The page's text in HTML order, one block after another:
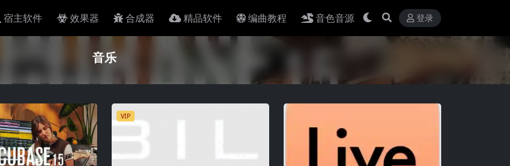
宿主软件 效果器 合成器 精品软件 编曲教程 音色音源 登录
音乐
VIP